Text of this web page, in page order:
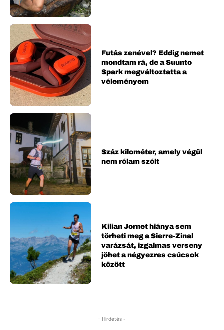
Futás zenével? Eddig nemet
mondtam rá, de a Suunto
Spark megváltoztatta a
véleményem
Száz kilométer, amely végül
nem rólam szólt
Kilian Jornet hiánya sem
törheti meg a Sierre-Zinal
varázsát, izgalmas verseny
jöhet a négyezres csúcsok
között
- Hirdetés -